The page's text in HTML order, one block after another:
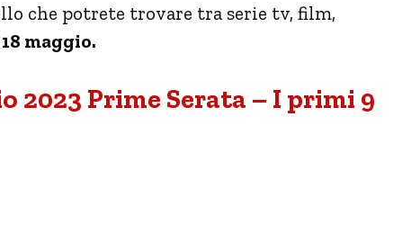
che potrete trovare tra serie tv, film,
maggio.
2023 Prime Serata – I primi 9